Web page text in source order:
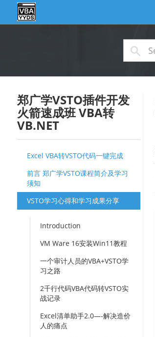
郑广学VSTO插件开发
火箭速成班 VBA转
VB.NET
Excel VBA转VSTO代码一键完成
前言 郑广学VSTO课程简介及学习
须知
VSTO学习心得和学习成果分享
Introduction
VM Ware 16安装Win11教程
一个审计人员的VBA+VSTO学
习之路
2千行代码VBA代码转VSTO实
战记录
Excel清单助手2.0—-解决造价
人的痛点